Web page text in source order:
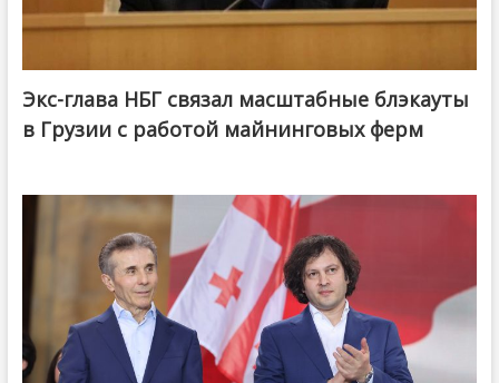
Экс-глава НБГ связал масштабные блэкауты
в Грузии с работой майнинговых ферм